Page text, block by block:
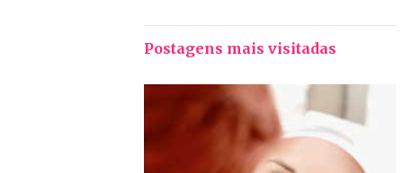
Postagens mais visitadas